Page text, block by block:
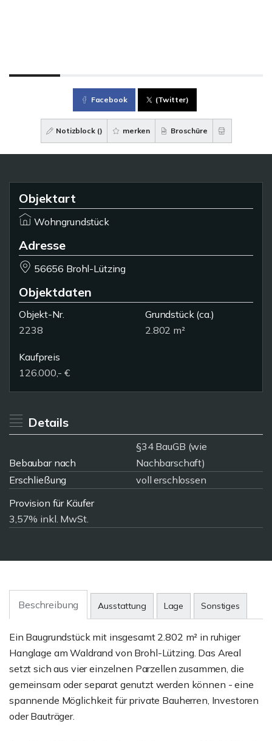
Facebook (Twitter)
Notizblock () merken Broschüre
Objektart
Wohngrundstück
Adresse
56656 Brohl-Lützing
Objektdaten
Objekt-Nr.
2238
Grundstück(ca.)
2.802 m²
Kaufpreis
126.000,- €
Details
Bebaubar nach
§34 BauGB (wie
Nachbarschaft)
Erschließung
voll erschlossen
Provision für Käufer
3,57% inkl. MwSt.
Beschreibung Ausstattung Lage Sonstiges
Ein Baugrundstück mit insgesamt 2.802 m² in ruhiger
Hanglage am Waldrand von Brohl-Lützing. Das Areal
setzt sich aus vier einzelnen Parzellen zusammen, die
gemeinsam oder separat genutzt werden können - eine
spannende Möglichkeit für private Bauherren, Investoren
oder Bauträger.